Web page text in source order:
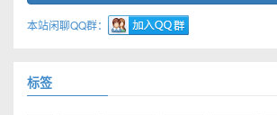
本站闲聊QQ群：
标签